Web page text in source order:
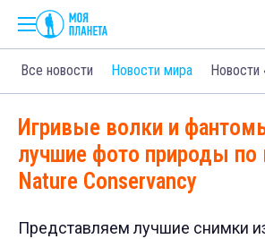
Все новости Новости мира
Игривые волки и
лучшие фото природы по
Nature Conservancy
Представляем лучшие снимки